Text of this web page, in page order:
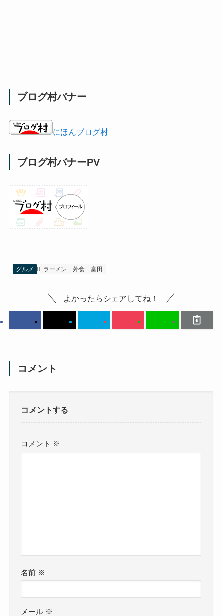
ブログ村バナー
にほんブログ村
ブログ村バナーPV
グルメ ラーメン 外食 富田
よかったらシェアしてね！
コメント
コメントする
コメント ※
名前 ※
メール ※